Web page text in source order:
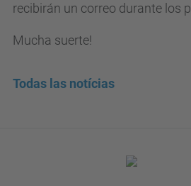
recibirán un correo durante los
Mucha suerte!
Todas las notícias